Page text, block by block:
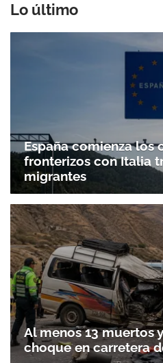
Lo último
España comienza los
fronterizos con Italia
migrantes
Al menos 13 muertos
choque en carretera